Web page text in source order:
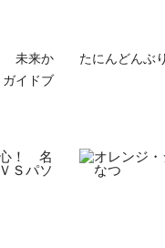
未来か
イドブ
たにんどんぶり